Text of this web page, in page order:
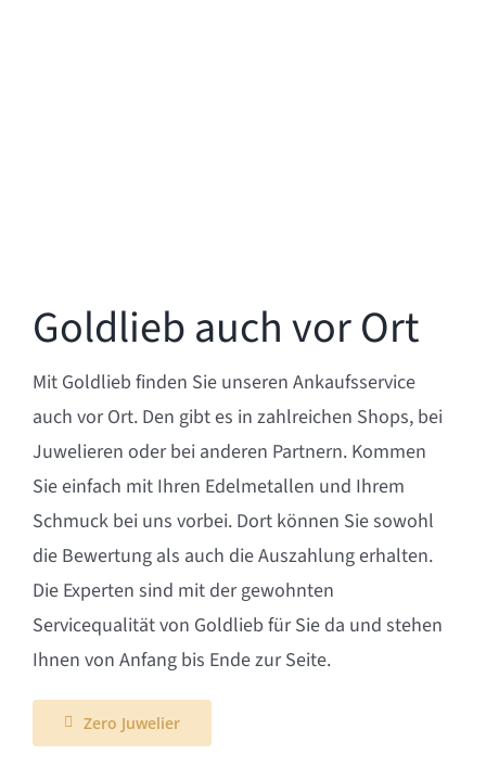
Goldlieb auch vor Ort
Mit Goldlieb finden Sie unseren Ankaufsservice
auch vor Ort. Den gibt es in zahlreichen Shops, bei
Juwelieren oder bei anderen Partnern. Kommen
Sie einfach mit Ihren Edelmetallen und Ihrem
Schmuck bei uns vorbei. Dort können Sie sowohl
die Bewertung als auch die Auszahlung erhalten.
Die Experten sind mit der gewohnten
Servicequalität von Goldlieb für Sie da und stehen
Ihnen von Anfang bis Ende zur Seite.
Zero Juwelier